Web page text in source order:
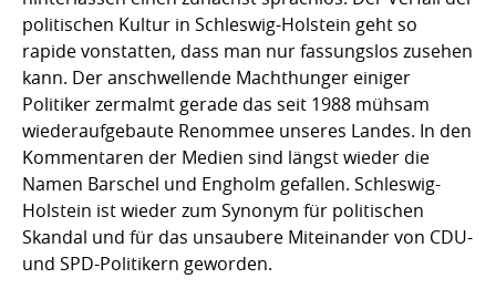
politischen Kultur in Schleswig-Holstein geht so
rapide vonstatten, dass man nur fassungslos zusehen
kann. Der anschwellende Machthunger einiger
Politiker zermalmt gerade das seit 1988 mühsam
wiederaufgebaute Renommee unseres Landes. In den
Kommentaren der Medien sind längst wieder die
Namen Barschel und Engholm gefallen. Schleswig-
Holstein ist wieder zum Synonym für politischen
Skandal und für das unsaubere Miteinander von CDU-
und SPD-Politikern geworden.